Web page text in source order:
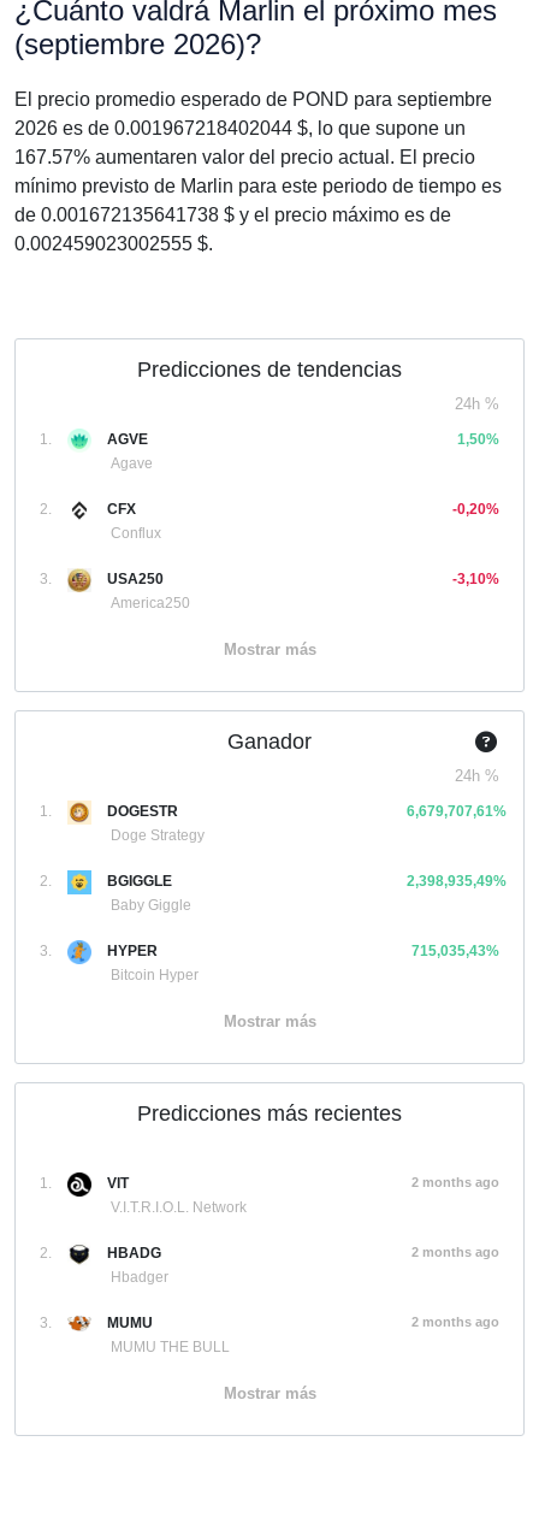
¿Cuánto valdrá Marlin el próximo mes
(septiembre 2026)?
El precio promedio esperado de POND para septiembre
2026 es de 0.001967218402044 $, lo que supone un
167.57% aumentaren valor del precio actual. El precio
mínimo previsto de Marlin para este periodo de tiempo es
de 0.001672135641738 $ y el precio máximo es de
0.002459023002555 $.
Predicciones de tendencias
24h %
1.
AGVE
Agave
1,50%
2.
CFX
Conflux
-0,20%
3.
USA250
America250
-3,10%
Mostrar más
Ganador
24h %
1.
DOGESTR
Doge Strategy
6,679,707,61%
2.
BGIGGLE
Baby Giggle
2,398,935,49%
3.
HYPER
Bitcoin Hyper
715,035,43%
Mostrar más
Predicciones más recientes
1.
VIT
V.I.T.R.I.O.L. Network
2 months ago
2.
HBADG
Hbadger
2 months ago
3.
MUMU
MUMU THE BULL
2 months ago
Mostrar más